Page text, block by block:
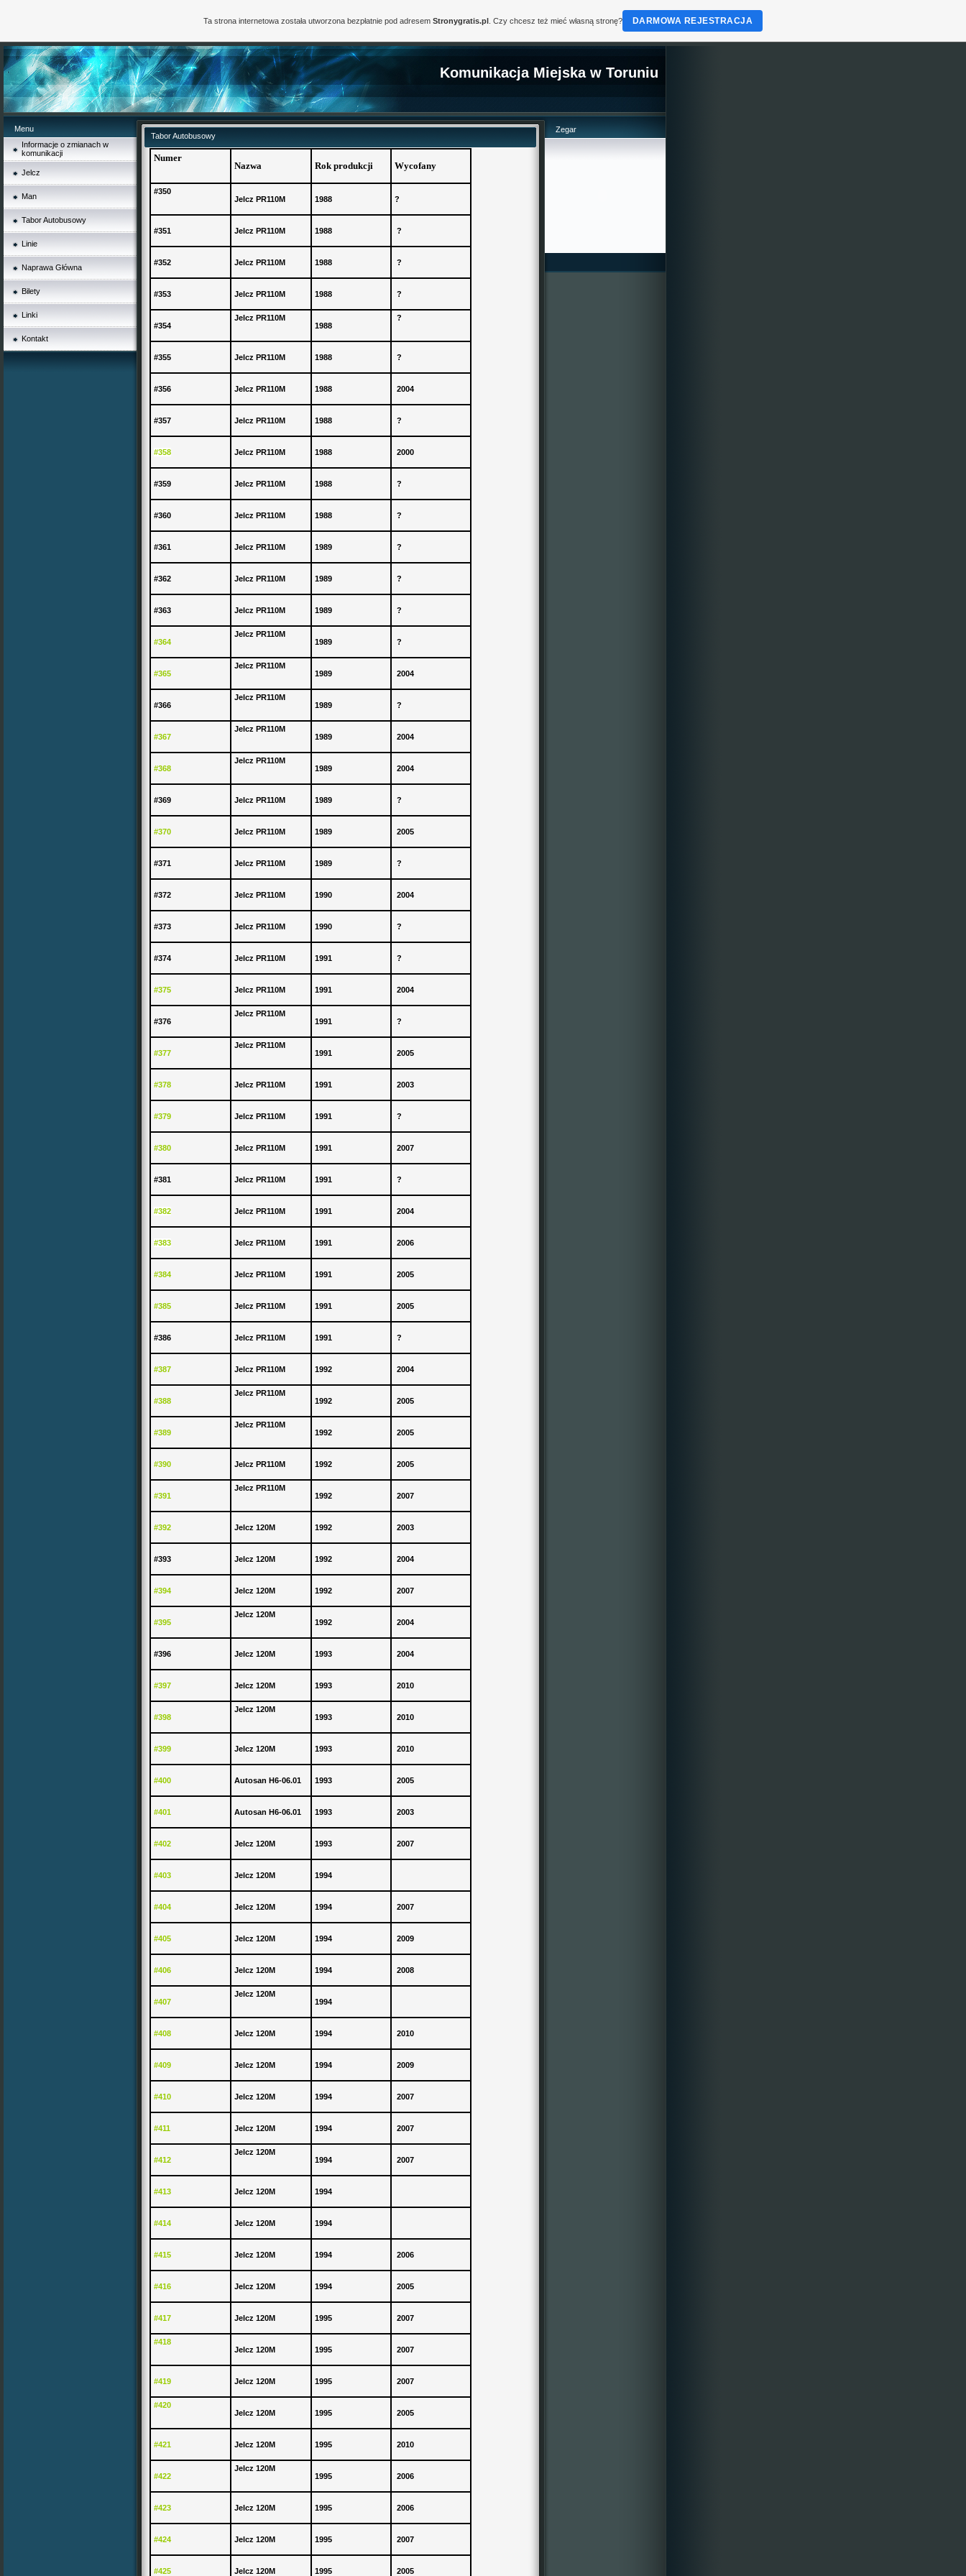
Komunikacja Miejska w Toruniu
Menu
Informacje o zmianach w
komunikacji
Jelcz
Man
Tabor Autobusowy
Linie
Naprawa Główna
Bilety
Linki
Kontakt
Tabor Autobusowy
Numer
Nazwa Rok produkcji Wycofany
#350
Jelcz PR110M
1988 ?
#351 Jelcz PR110M 1988 ?
#352 Jelcz PR110M 1988 ?
#353 Jelcz PR110M 1988 ?
#354
Jelcz PR110M
1988
?
#355 Jelcz PR110M 1988 ?
#356 Jelcz PR110M 1988 2004
#357 Jelcz PR110M 1988 ?
#358 Jelcz PR110M 1988 2000
#359 Jelcz PR110M 1988 ?
#360 Jelcz PR110M 1988 ?
#361 Jelcz PR110M 1989 ?
#362 Jelcz PR110M 1989 ?
#363 Jelcz PR110M 1989 ?
#364
Jelcz PR110M
1989
?
#365
Jelcz PR110M
1989
2004
#366
Jelcz PR110M
1989
?
#367
Jelcz PR110M
1989
2004
#368
Jelcz PR110M
1989
2004
#369 Jelcz PR110M 1989 ?
#370 Jelcz PR110M 1989 2005
#371 Jelcz PR110M 1989 ?
#372 Jelcz PR110M 1990 2004
#373 Jelcz PR110M 1990 ?
#374 Jelcz PR110M 1991 ?
#375 Jelcz PR110M 1991 2004
#376
Jelcz PR110M
1991
?
#377
Jelcz PR110M
1991
2005
#378 Jelcz PR110M 1991 2003
#379 Jelcz PR110M 1991 ?
#380 Jelcz PR110M 1991 2007
#381 Jelcz PR110M 1991 ?
#382 Jelcz PR110M 1991 2004
#383 Jelcz PR110M 1991 2006
#384 Jelcz PR110M 1991 2005
#385 Jelcz PR110M 1991 2005
#386 Jelcz PR110M 1991 ?
#387 Jelcz PR110M 1992 2004
#388
Jelcz PR110M
1992
2005
#389
Jelcz PR110M
1992
2005
#390 Jelcz PR110M 1992 2005
#391
Jelcz PR110M
1992
2007
#392 Jelcz 120M 1992 2003
#393 Jelcz 120M 1992 2004
#394 Jelcz 120M 1992 2007
#395
Jelcz 120M
1992
2004
#396 Jelcz 120M 1993 2004
#397 Jelcz 120M 1993 2010
#398
Jelcz 120M
1993
2010
#399 Jelcz 120M 1993 2010
#400 Autosan H6-06.01 1993 2005
#401 Autosan H6-06.01 1993 2003
#402 Jelcz 120M 1993 2007
#403 Jelcz 120M 1994
#404 Jelcz 120M 1994 2007
#405 Jelcz 120M 1994 2009
#406 Jelcz 120M 1994 2008
#407
Jelcz 120M
1994
#408 Jelcz 120M 1994 2010
#409 Jelcz 120M 1994 2009
#410 Jelcz 120M 1994 2007
#411 Jelcz 120M 1994 2007
#412
Jelcz 120M
1994
2007
#413 Jelcz 120M 1994
#414 Jelcz 120M 1994
#415 Jelcz 120M 1994 2006
#416 Jelcz 120M 1994 2005
#417 Jelcz 120M 1995 2007
#418
Jelcz 120M
1995 2007
#419 Jelcz 120M 1995 2007
#420
Jelcz 120M
1995 2005
#421 Jelcz 120M 1995 2010
#422
Jelcz 120M
1995
2006
#423 Jelcz 120M 1995 2006
#424 Jelcz 120M 1995 2007
#425 Jelcz 120M 1995 2005
Zegar
Ta strona internetowa została utworzona bezpłatnie pod adresem Stronygratis.pl. Czy chcesz też mieć własną stronę? DARMOWA REJESTRACJA